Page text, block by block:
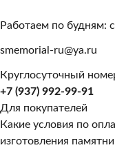
Работаем по будням:
smemorial-ru@ya.ru
Круглосуточный
+7 (937) 992-99-91
Для покупателей
Какие условия по
изготовления